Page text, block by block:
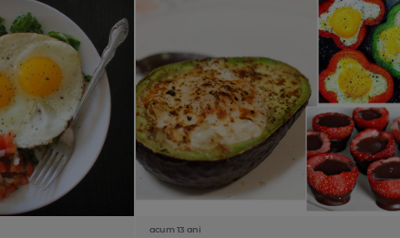
acum 13 ani